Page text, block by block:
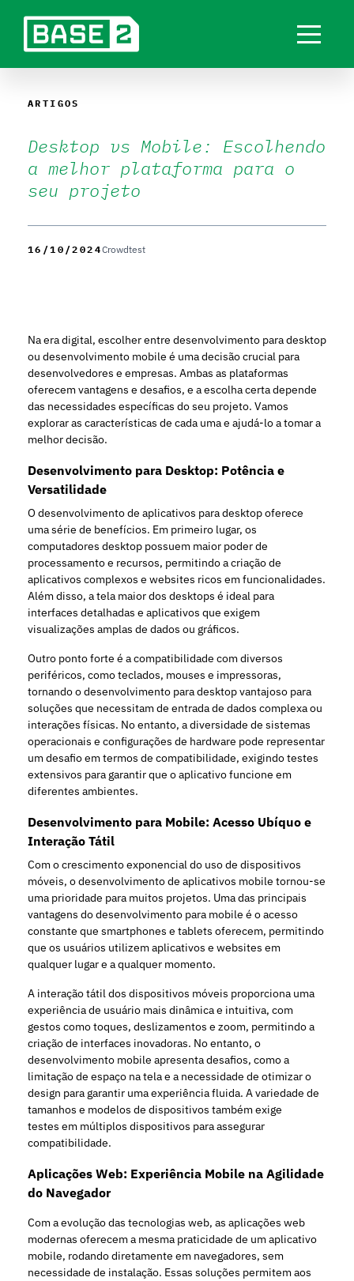
ARTIGOS
Desktop vs Mobile: Escolhendo
a melhor plataforma para o
seu projeto
16/10/2024Crowdtest
Na era digital, escolher entre desenvolvimento para desktop
ou desenvolvimento mobile é uma decisão crucial para
desenvolvedores e empresas. Ambas as plataformas
oferecem vantagens e desafios, e a escolha certa depende
das necessidades específicas do seu projeto. Vamos
explorar as características de cada uma e ajudá-lo a tomar a
melhor decisão.
Desenvolvimento para Desktop: Potência e
Versatilidade
O desenvolvimento de aplicativos para desktop oferece
uma série de benefícios. Em primeiro lugar, os
computadores desktop possuem maior poder de
processamento e recursos, permitindo a criação de
aplicativos complexos e websites ricos em funcionalidades.
Além disso, a tela maior dos desktops é ideal para
interfaces detalhadas e aplicativos que exigem
visualizações amplas de dados ou gráficos.
Outro ponto forte é a compatibilidade com diversos
periféricos, como teclados, mouses e impressoras,
tornando o desenvolvimento para desktop vantajoso para
soluções que necessitam de entrada de dados complexa ou
interações físicas. No entanto, a diversidade de sistemas
operacionais e configurações de hardware pode representar
um desafio em termos de compatibilidade, exigindo testes
extensivos para garantir que o aplicativo funcione em
diferentes ambientes.
Desenvolvimento para Mobile: Acesso Ubíquo e
Interação Tátil
Com o crescimento exponencial do uso de dispositivos
móveis, o desenvolvimento de aplicativos mobile tornou-se
uma prioridade para muitos projetos. Uma das principais
vantagens do desenvolvimento para mobile é o acesso
constante que smartphones e tablets oferecem, permitindo
que os usuários utilizem aplicativos e websites em
qualquer lugar e a qualquer momento.
A interação tátil dos dispositivos móveis proporciona uma
experiência de usuário mais dinâmica e intuitiva, com
gestos como toques, deslizamentos e zoom, permitindo a
criação de interfaces inovadoras. No entanto, o
desenvolvimento mobile apresenta desafios, como a
limitação de espaço na tela e a necessidade de otimizar o
design para garantir uma experiência fluida. A variedade de
tamanhos e modelos de dispositivos também exige
testes em múltiplos dispositivos para assegurar
compatibilidade.
Aplicações Web: Experiência Mobile na Agilidade
do Navegador
Com a evolução das tecnologias web, as aplicações web
modernas oferecem a mesma praticidade de um aplicativo
mobile, rodando diretamente em navegadores, sem
necessidade de instalação. Essas soluções permitem aos